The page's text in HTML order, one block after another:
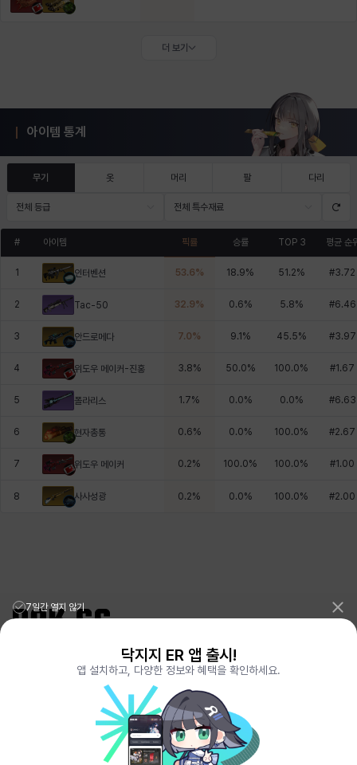
더 보기
아이템 통계
무기 옷 머리 팔 다리
전체 등급 전체 특수재료
# 아이템 픽률 승률 TOP 3 평균 순
1 인터벤션 53.6% 18.9% 51.2% #3.72
2 Tac-50 32.9% 0.6% 5.8% #6.46
3 안드로메다 7.0% 9.1 % 45.5% #3.97
4 위도우 메이커-진홍 3.8% 50.0% 100.0% #1.67
5 폴라리스 1.7% 0.0% 0.0% #6.63
6 현자총통 0.6% 0.0% 100.0% #2.67
7 위도우 메이커 0.2% 100.0% 100.0% #1.00
8 사사성광 0.2% 0.0% 100.0% #2.00
리그오브레전드 전적검색 포로지지PORO.GG
전략적팀전투 TFT 전적검색 롤체지지 LOLCHESS.GG
메이플스토리 종합통계MAPLE.GG
VALORANT.DAK.GG
배틀그라운드 전적검색PUBG.DAK.GG
이터널 리턴 전적검색ER.DAK.GG
GENSHIN.DAK.GG
7일간 열지 않기
닥지지 ER 앱 출시!
앱 설치하고, 다양한 정보와 혜택을 확인하세요.